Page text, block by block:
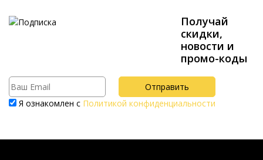
Получай
скидки,
новости и
промо-коды
Я ознакомлен с Политикой конфиденциальности